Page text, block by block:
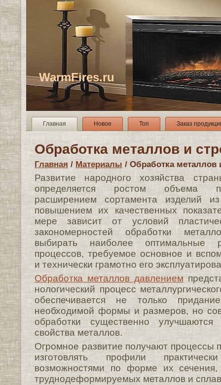
WarmFires.ru
Главная Новое Топ Заказ
Обработка металлов и
Главная / Материалы / Обработка металлов
Развитие народного хозяйства
опреде­ляется ростом объема
расширением сортамен­та изделий
повышением их качественных
мере зависит от условий
закономерностей обработки
выбирать наиболее оптимальные
процессов, требуемое основное и
и тех­нически грамотно его
Обработка металлов давлением
нологический процесс
обеспечивается не только
необходимой формы и размеров, но
обработки сущест­венно
свойства металлов.
Огромное развитие получают процессы
изготовлять профили
возможностями по форме их
труднодеформируемых металлов и